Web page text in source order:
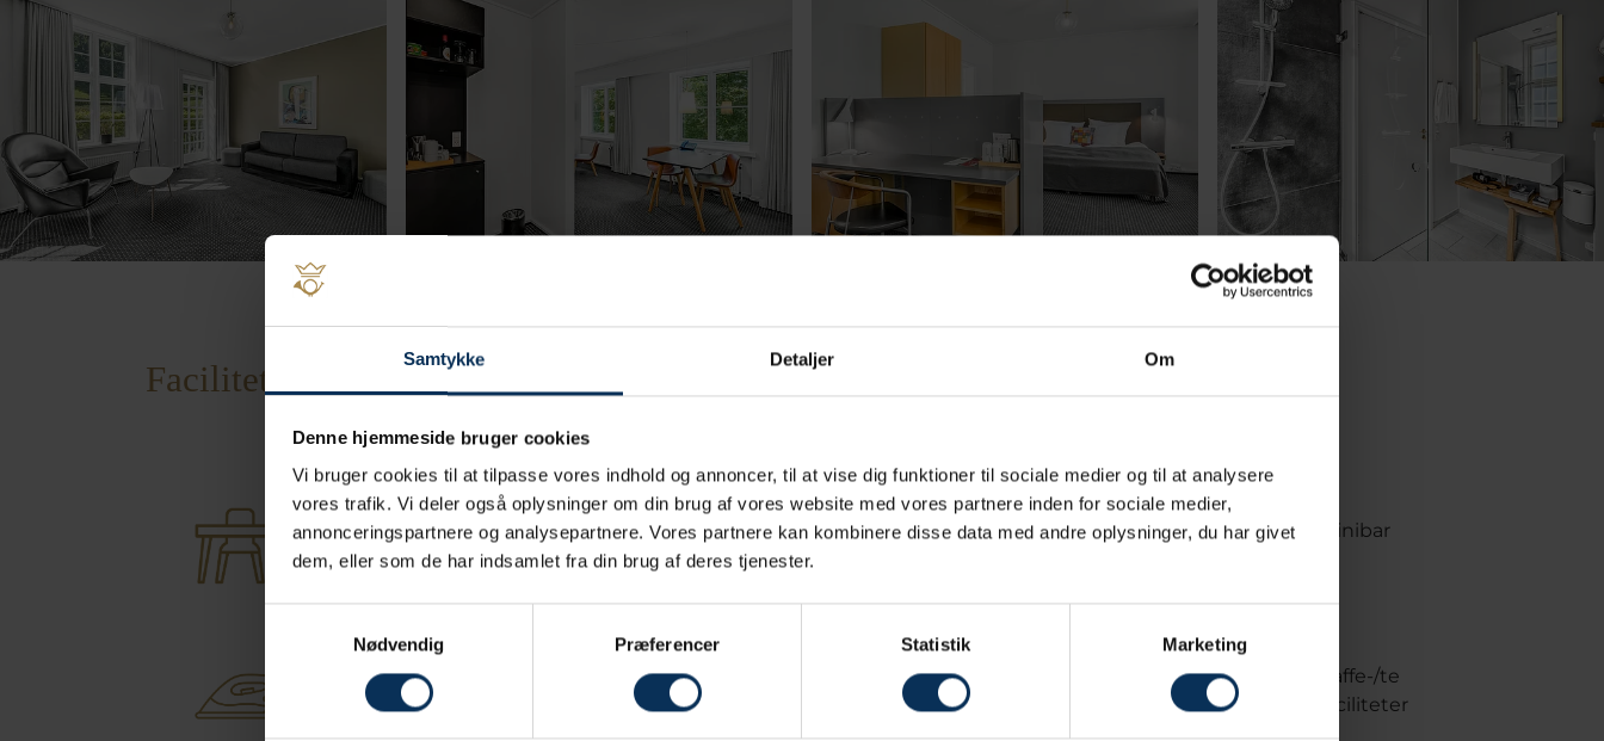
Samtykke Detaljer Om
Denne hjemmeside bruger cookies
Vi bruger cookies til at tilpasse vores indhold og annoncer, til at vise dig funktioner til sociale medier og til at analysere
vores trafik. Vi deler også oplysninger om din brug af vores website med vores partnere inden for sociale medier,
annonceringspartnere og analysepartnere. Vores partnere kan kombinere disse data med andre oplysninger, du har givet
dem, eller som de har indsamlet fra din brug af deres tjenester.
Nødvendig
Præferencer Statistik Marketing
Faciliteter på værelset
Komfortabelt
arbejdsbord
Strygejern/
strygebræt
TV med
radiokanaler
Hårtørrer
Telefon Minibar
Kaffe-/te
faciliteter